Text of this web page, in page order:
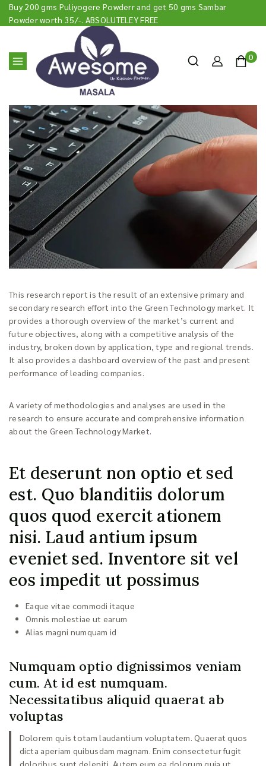
Buy 200 gms Puliyogere Powderr and get 50 gms Sambar
Powder worth 35/-. ABSOLUTELEY FREE
0
This research report is the result of an extensive primary and
secondary research effort into the Green Technology market. It
provides a thorough overview of the market’s current and
future objectives, along with a competitive analysis of the
industry, broken down by application, type and regional trends.
It also provides a dashboard overview of the past and present
performance of leading companies.
A variety of methodologies and analyses are used in the
research to ensure accurate and comprehensive information
about the Green Technology Market.
Et deserunt non optio et sed
est. Quo blanditiis dolorum
quos quod exercit ationem
nisi. Laud antium ipsum
eveniet sed. Inventore sit vel
eos impedit ut possimus
Eaque vitae commodi itaque
Omnis molestiae ut earum
Alias magni numquam id
Numquam optio dignissimos veniam
cum. At id est numquam.
Necessitatibus aliquid quaerat ab
voluptas
Dolorem quis totam laudantium voluptatem. Quaerat quos
dicta aperiam quibusdam magnam. Enim consectetur fugit
doloribus sunt deleniti. Autem eum ea dolorum quia ut.